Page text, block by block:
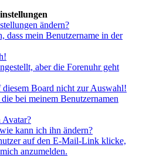
ändern?
dass mein Benutzername in der
aber die Forenuhr geht
diesem Board nicht zur Auswahl!
bei meinem Benutzernamen
Avatar?
kann ich ihn ändern?
auf den E-Mail-Link klicke,
anzumelden.